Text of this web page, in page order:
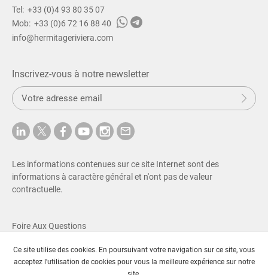
Immobilier à vendre Beaulieu-sur-Mer
Immobilier à vendre Saint-Jean-Cap-Ferrat
Immobilier à vendre Villefranche-sur-Mer
Immobilier à vendre Roquebrune-Cap-Martin
Immobilier à vendre La Turbie
Immobilier à vendre Menton
Immobilier à vendre à Cannes
Immobilier à vendre Sud de la France
Villa à vendre Nice
Villa à vendre Beaulieu-sur-Mer
Villa à vendre Saint-Jean-Cap-Ferrat
Villa à vendre Cap-d’Ail
Villa à vendre Beausoleil
Tel: +33 (0)4 93 80 35 07
Mob: +33 (0)6 72 16 88 40
info@hermitageriviera.com
Inscrivez-vous à notre newsletter
S
o
m
e
t
e
Sou
Les informations contenues sur ce site Internet sont des
informations à caractère général et n'ont pas de valeur
contractuelle.
Foire Aux Questions
Données Personnelles
© Copyright 2026 SAS Hermitage Riviera
Ce site utilise des cookies. En poursuivant votre navigation sur ce site, vous
acceptez l'utilisation de cookies pour vous la meilleure expérience sur notre